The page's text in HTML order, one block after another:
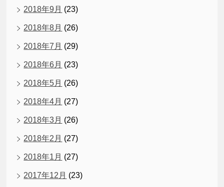
2018年9月 (23)
2018年8月 (26)
2018年7月 (29)
2018年6月 (23)
2018年5月 (26)
2018年4月 (27)
2018年3月 (26)
2018年2月 (27)
2018年1月 (27)
2017年12月 (23)